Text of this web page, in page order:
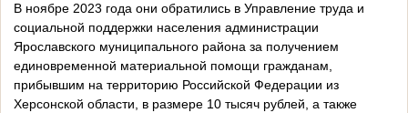
В ноябре 2023 года они обратились в Управление труда и
социальной поддержки населения администрации
Ярославского муниципального района за получением
единовременной материальной помощи гражданам,
прибывшим на территорию Российской Федерации из
Херсонской области, в размере 10 тысяч рублей, а также